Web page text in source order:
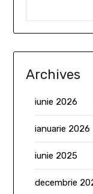
Archives
iunie 2026
ianuarie 2026
iunie 2025
decembrie